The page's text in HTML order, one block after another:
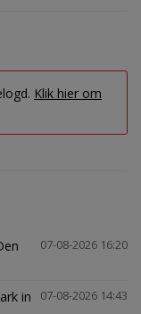
Klik hier om
07-08-2026 16:20
07-08-2026 14:43
in